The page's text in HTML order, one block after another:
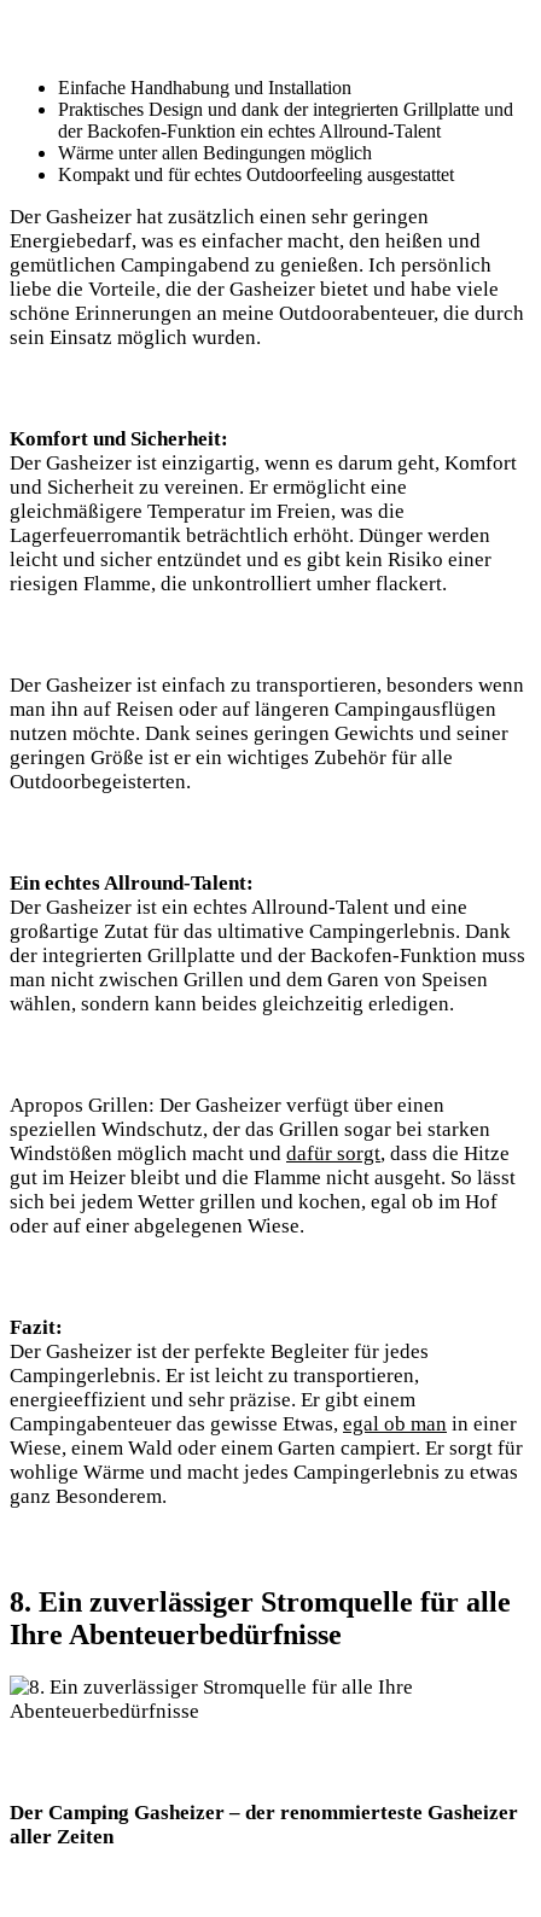
Einfache Handhabung und Installation
Praktisches Design und dank der integrierten Grillplatte und
der Backofen-Funktion ein echtes Allround-Talent
Wärme unter allen Bedingungen möglich
Kompakt und für echtes Outdoorfeeling ausgestattet
Der Gasheizer hat zusätzlich einen sehr geringen
Energiebedarf, was es einfacher macht, den heißen und
gemütlichen Campingabend zu genießen. Ich persönlich
liebe die Vorteile, die der Gasheizer bietet und habe viele
schöne Erinnerungen an meine Outdoorabenteuer, die durch
sein Einsatz möglich wurden.
Komfort und Sicherheit:
Der Gasheizer ist einzigartig, wenn es darum geht, Komfort
und Sicherheit zu vereinen. Er ermöglicht eine
gleichmäßigere Temperatur im Freien, was die
Lagerfeuerromantik beträchtlich erhöht. Dünger werden
leicht und sicher entzündet und es gibt kein Risiko einer
riesigen Flamme, die unkontrolliert umher flackert.
Der Gasheizer ist einfach zu transportieren, besonders wenn
man ihn auf Reisen oder auf längeren Campingausflügen
nutzen möchte. Dank seines geringen Gewichts und seiner
geringen Größe ist er ein wichtiges Zubehör für alle
Outdoorbegeisterten.
Ein echtes Allround-Talent:
Der Gasheizer ist ein echtes Allround-Talent und eine
großartige Zutat für das ultimative Campingerlebnis. Dank
der integrierten Grillplatte und der Backofen-Funktion muss
man nicht zwischen Grillen und dem Garen von Speisen
wählen, sondern kann beides gleichzeitig erledigen.
Apropos Grillen: Der Gasheizer verfügt über einen
speziellen Windschutz, der das Grillen sogar bei starken
Windstößen möglich macht und dafür sorgt, dass die Hitze
gut im Heizer bleibt und die Flamme nicht ausgeht. So lässt
sich bei jedem Wetter grillen und kochen, egal ob im Hof
oder auf einer abgelegenen Wiese.
Fazit:
Der Gasheizer ist der perfekte Begleiter für jedes
Campingerlebnis. Er ist leicht zu transportieren,
energieeffizient und sehr präzise. Er gibt einem
Campingabenteuer das gewisse Etwas, egal ob man in einer
Wiese, einem Wald oder einem Garten campiert. Er sorgt für
wohlige Wärme und macht jedes Campingerlebnis zu etwas
ganz Besonderem.
8. Ein zuverlässiger Stromquelle für alle
Ihre Abenteuerbedürfnisse
Der Camping Gasheizer – der renommierteste Gasheizer
aller Zeiten